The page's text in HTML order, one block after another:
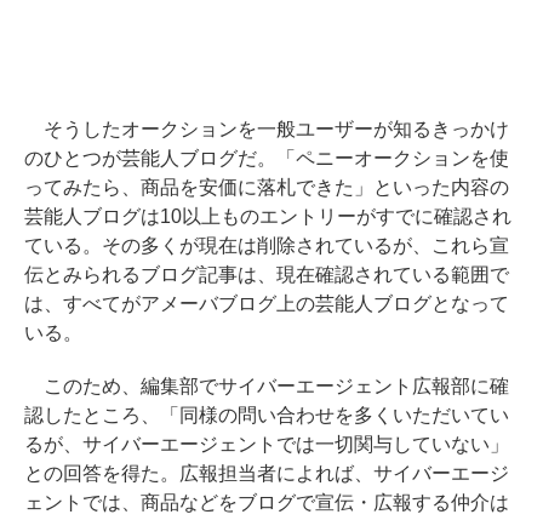
そうしたオークションを一般ユーザーが知るきっかけ
のひとつが芸能人ブログだ。「ペニーオークションを使
ってみたら、商品を安価に落札できた」といった内容の
芸能人ブログは10以上ものエントリーがすでに確認され
ている。その多くが現在は削除されているが、これら宣
伝とみられるブログ記事は、現在確認されている範囲で
は、すべてがアメーバブログ上の芸能人ブログとなって
いる。
このため、編集部でサイバーエージェント広報部に確
認したところ、「同様の問い合わせを多くいただいてい
るが、サイバーエージェントでは一切関与していない」
との回答を得た。広報担当者によれば、サイバーエージ
ェントでは、商品などをブログで宣伝・広報する仲介は